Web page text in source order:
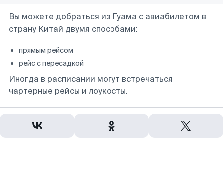
Вы можете добраться из Гуама с авиабилетом в
страну Китай двумя способами:
прямым рейсом
рейс с пересадкой
Иногда в расписании могут встречаться
чартерные рейсы и лоукосты.